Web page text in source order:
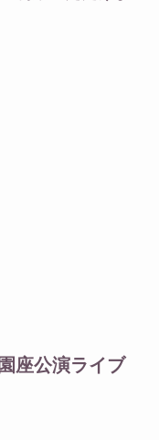
座公演ライブ